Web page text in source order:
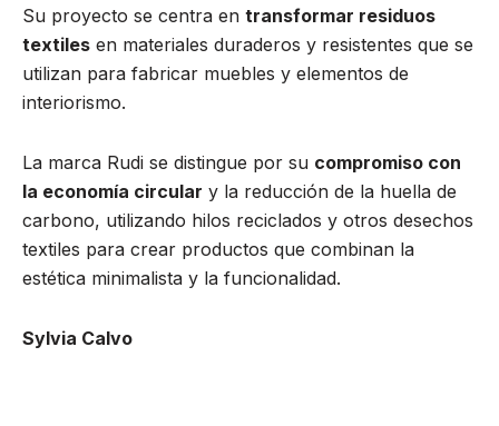
Su proyecto se centra en transformar residuos
textiles en materiales duraderos y resistentes que se
utilizan para fabricar muebles y elementos de
interiorismo.
La marca Rudi se distingue por su compromiso con
la economía circular y la reducción de la huella de
carbono, utilizando hilos reciclados y otros desechos
textiles para crear productos que combinan la
estética minimalista y la funcionalidad.
Sylvia Calvo